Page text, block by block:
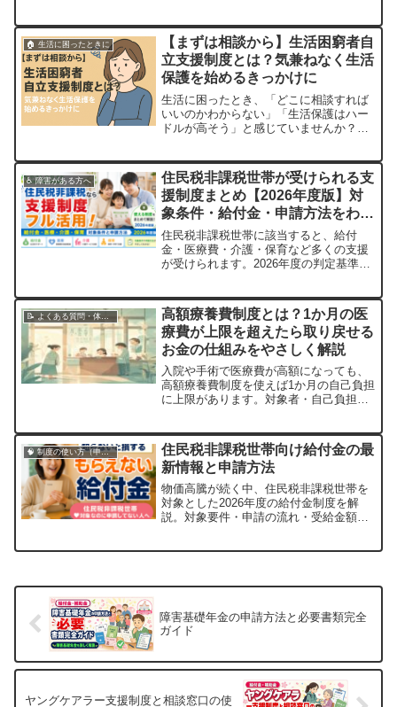
ね？ 「義務教育は無償」って言われるけ
れど、実際には給食費に学用品、体操
服、部活動の費用、そして修学旅行
代…。...
🏠 生活に困ったときに
【まずは相談から】生活困窮者自
立支援制度とは？気兼ねなく生活
保護を始めるきっかけに
生活に困ったとき、「どこに相談すれば
いいのかわからない」「生活保護はハー
ドルが高そう」と感じていませんか？そ
この記事では、制度の内容や利用方法、
どんな人が対象なのかを初心者にもわか
りやすく解説します。生活困窮者自立支
援制度とは...
♿ 障害がある方へ
住民税非課税世帯が受けられる支
援制度まとめ【2026年度版】対
象条件・給付金・申請方法をわか
りやすく解説
住民税非課税世帯に該当すると、給付
金・医療費・介護・保育など多くの支援
が受けられます。2026年度の判定基準・
高額療養費制度とは？1か月の医
療費が上限を超えたら取り戻せる
お金の仕組みをやさしく解説
入院や手術で医療費が高額になっても、
高額療養費制度を使えば1か月の自己負担
に上限があります。対象者・自己負担限
🧠 制度の使い方（申請・相談など）
住民税非課税世帯向け給付金の最
新情報と申請方法
物価高騰が続く中、住民税非課税世帯を
対象とした2026年度の給付金制度を解
説。対象要件・申請の流れ・受給金額の
障害基礎年金の申請方法と必要書類完全
ガイド
ヤングケアラー支援制度と相談窓口の使